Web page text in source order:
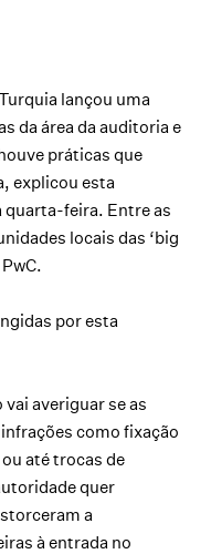
lançou uma
da área da auditoria e
práticas que
explicou esta
feira. Entre as
locais das ‘big
por esta
averiguar se as
como fixação
até trocas de
quer
a
à entrada no